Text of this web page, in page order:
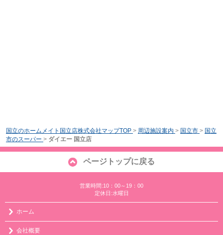
国立のホームメイト国立店株式会社マップTOP > 周辺施設案内 > 国立市 > 国立
市のスーパー > ダイエー 国立店
ページトップに戻る
営業時間:10：00～19：00
定休日:水曜日
ホーム
会社概要